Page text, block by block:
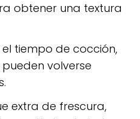
obtener una textura
tiempo de cocción,
volverse
extra de frescura,